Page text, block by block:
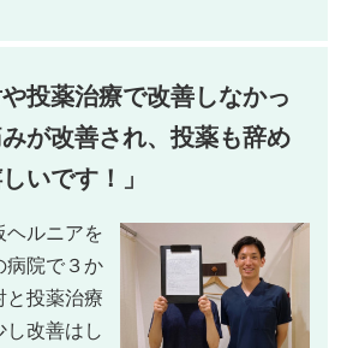
や投薬治療で改善しなかっ
が改善され、投薬も辞め
いです！
」
ヘルニアを
病院で３か
と投薬治療
し改善はし